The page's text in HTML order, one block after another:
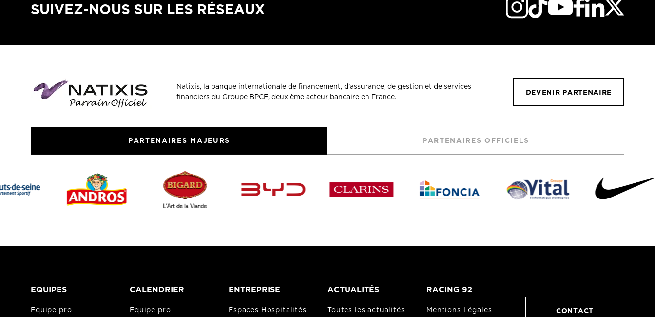
SUIVEZ-NOUS SUR LES RÉSEAUX
Natixis, la banque internationale de financement, d’assurance, de gestion et de services
financiers du Groupe BPCE, deuxième acteur bancaire en France.
DEVENIR PARTENAIRE
PARTENAIRES MAJEURS PARTENAIRES OFFICIELS
EQUIPES
Equipe pro
CALENDRIER
Equipe pro
ENTREPRISE
Espaces Hospitalités
ACTUALITÉS
Toutes les actualités
RACING 92
Mentions Légales CONTACT